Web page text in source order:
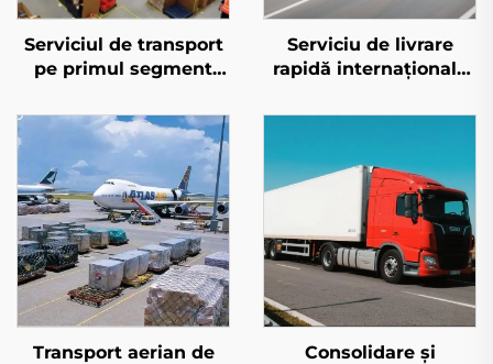
Serviciul de transport
pe primul segment
Serviciu de livrare
rapidă internațională
Transport aerian de
Consolidare și